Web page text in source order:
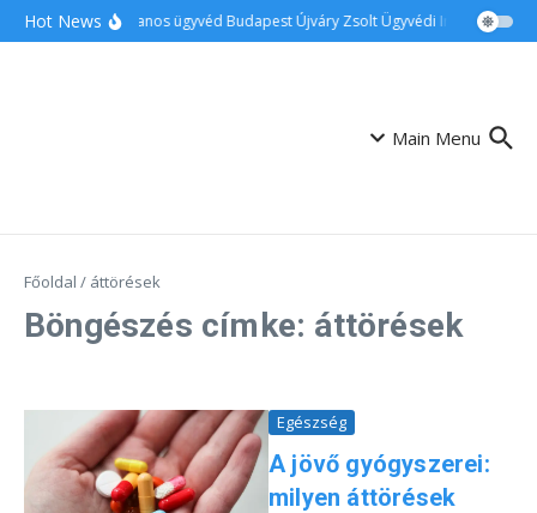
Ugrás a tartalomhoz
Hot NewsIngatlanos ügyvéd Budapest Újváry Zsolt Ügyvédi Iroda
Main Menu
Főoldal / áttörések
Böngészés címke: áttörések
Egészség
A jövő gyógyszerei:
milyen áttörések